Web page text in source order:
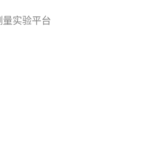
实验平台